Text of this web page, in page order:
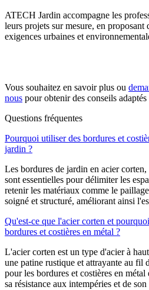
ATECH Jardin accompagne les
leurs projets sur mesure, en proposant
exigences urbaines et
Vous souhaitez en savoir plus ou
nous pour obtenir des conseils
Questions fréquentes
Pourquoi utiliser des bordures et
jardin ?
Les bordures de jardin en acier
sont essentielles pour délimiter les
retenir les matériaux comme le
soigné et structuré, améliorant ainsi
Qu'est-ce que l'acier corten et
bordures et costières en métal ?
L'acier corten est un type d'acier à
une patine rustique et attrayante au fil
pour les bordures et costières en
sa résistance aux intempéries et de